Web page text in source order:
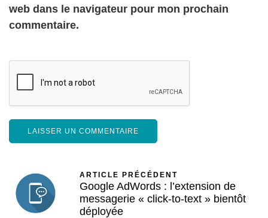
web dans le navigateur pour mon prochain
commentaire.
ARTICLE PRÉCÉDENT
Google AdWords : l’extension de
messagerie « click-to-text » bientôt
déployée